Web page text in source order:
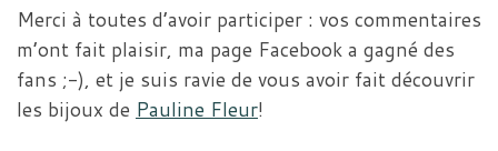
Merci à toutes d’avoir participer : vos commentaires
m’ont fait plaisir, ma page Facebook a gagné des
fans ;-), et je suis ravie de vous avoir fait découvrir
les bijoux de Pauline Fleur!